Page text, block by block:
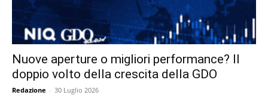
Nuove aperture o migliori performance? Il
doppio volto della crescita della GDO
Redazione - 30 Luglio 2026